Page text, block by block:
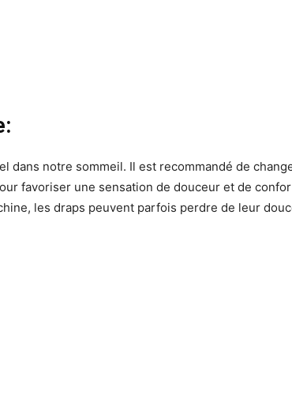
dans notre sommeil. Il est recommandé de
favoriser une sensation de douceur et de
les draps peuvent parfois perdre de leur